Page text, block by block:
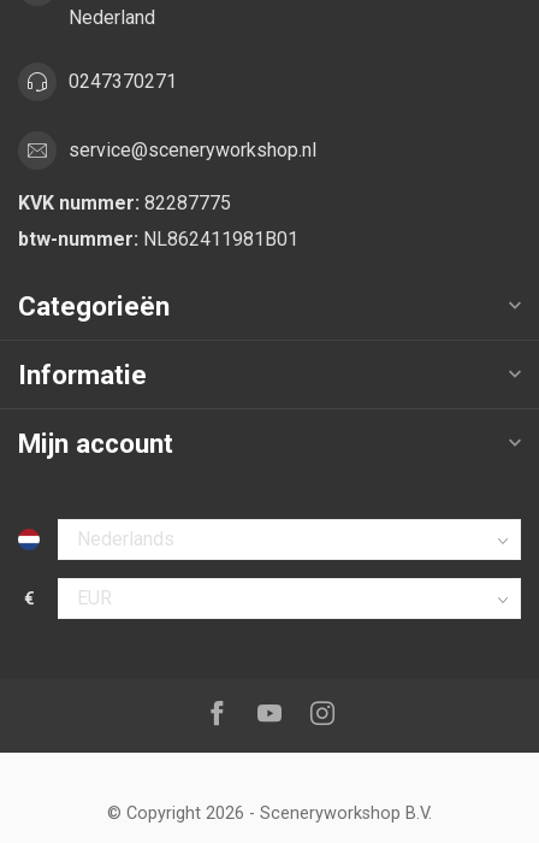
Nederland
0247370271
service@sceneryworkshop.nl
KVK nummer: 82287775
btw-nummer: NL862411981B01
Categorieën
Informatie
Mijn account
Selecteer taal
€
Selecteer valuta
Volg ons op:Facebook
YoutubeInstagram
© Copyright 2026 - Sceneryworkshop B.V.